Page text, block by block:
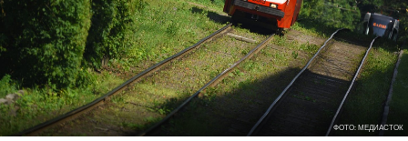
ФОТО: МЕДИАСТОК